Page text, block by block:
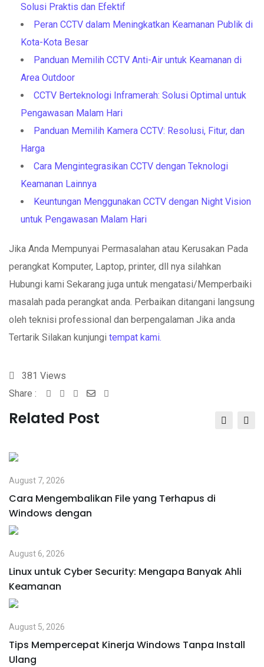
Solusi Praktis dan Efektif
Peran CCTV dalam Meningkatkan Keamanan Publik di
Kota-Kota Besar
Panduan Memilih CCTV Anti-Air untuk Keamanan di
Area Outdoor
CCTV Berteknologi Inframerah: Solusi Optimal untuk
Pengawasan Malam Hari
Panduan Memilih Kamera CCTV: Resolusi, Fitur, dan
Harga
Cara Mengintegrasikan CCTV dengan Teknologi
Keamanan Lainnya
Keuntungan Menggunakan CCTV dengan Night Vision
untuk Pengawasan Malam Hari
Jika Anda Mempunyai Permasalahan atau Kerusakan Pada
perangkat Komputer, Laptop, printer, dll nya silahkan
Hubungi kami Sekarang juga untuk mengatasi/Memperbaiki
masalah pada perangkat anda. Perbaikan ditangani langsung
oleh teknisi professional dan berpengalaman Jika anda
Tertarik Silakan kunjungi tempat kami.
381 Views
Share :
Whatsapp
Share
Related Post
August 7, 2026
Cara Mengembalikan File yang Terhapus di
Windows dengan
August 6, 2026
Linux untuk Cyber Security: Mengapa Banyak Ahli
Keamanan
August 5, 2026
Tips Mempercepat Kinerja Windows Tanpa Install
Ulang